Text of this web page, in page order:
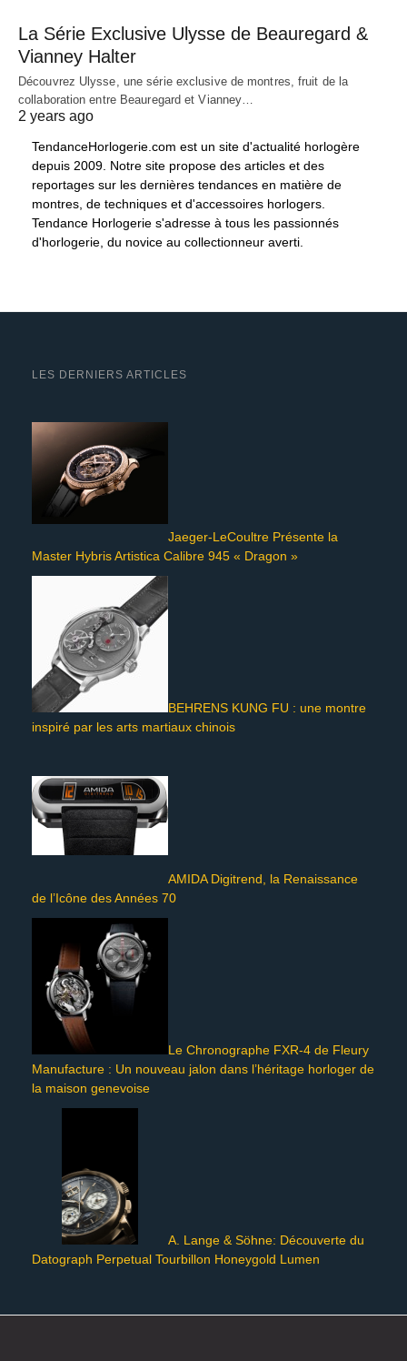
La Série Exclusive Ulysse de Beauregard &
Vianney Halter
Découvrez Ulysse, une série exclusive de montres, fruit de la
collaboration entre Beauregard et Vianney…
2 years ago
TendanceHorlogerie.com est un site d'actualité horlogère
depuis 2009. Notre site propose des articles et des
reportages sur les dernières tendances en matière de
montres, de techniques et d'accessoires horlogers.
Tendance Horlogerie s'adresse à tous les passionnés
d'horlogerie, du novice au collectionneur averti.
LES DERNIERS ARTICLES
Jaeger-LeCoultre Présente la
Master Hybris Artistica Calibre 945 « Dragon »
BEHRENS KUNG FU : une montre
inspiré par les arts martiaux chinois
AMIDA Digitrend, la Renaissance
de l’Icône des Années 70
Le Chronographe FXR-4 de Fleury
Manufacture : Un nouveau jalon dans l’héritage horloger de
la maison genevoise
A. Lange & Söhne: Découverte du
Datograph Perpetual Tourbillon Honeygold Lumen